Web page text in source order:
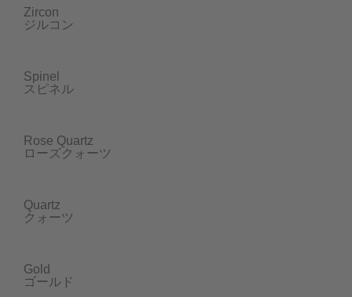
Zircon
ジルコン
Spinel
スピネル
Rose Quartz
ローズクォーツ
Quartz
クォーツ
Gold
ゴールド